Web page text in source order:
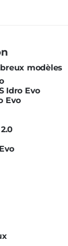
modèles
Idro Evo
Evo